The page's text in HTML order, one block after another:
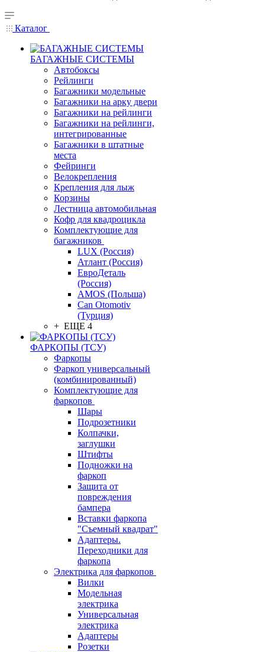
Каталог
БАГАЖНЫЕ СИСТЕМЫ
Автобоксы
Рейлинги
Багажники модельные
Багажники на арку двери
Багажники на рейлинги
Багажники на рейлинги,
интегрированные
Багажники в штатные
места
Фейринги
Велокрепления
Крепления для лыж
Корзины
Лестница автомобильная
Кофр для квадроцикла
Комплектующие для
багажников
LUX (Россия)
Атлант (Россия)
ЕвроДеталь
(Россия)
AMOS (Польша)
Can Otomotiv
(Турция)
+ ЕЩЕ 4
ФАРКОПЫ (ТСУ)
Фаркопы
Фаркоп универсальный
(комбинированный)
Комплектующие для
фаркопов
Шары
Подрозетники
Колпачки,
заглушки
Штифты
Подножки на
фаркоп
Защита от
повреждения
бампера
Вставки фаркопа
"Съемный квадрат"
Адаптеры.
Переходники для
фаркопа
Электрика для фаркопов
Вилки
Модельная
электрика
Универсальная
электрика
Адаптеры
Розетки